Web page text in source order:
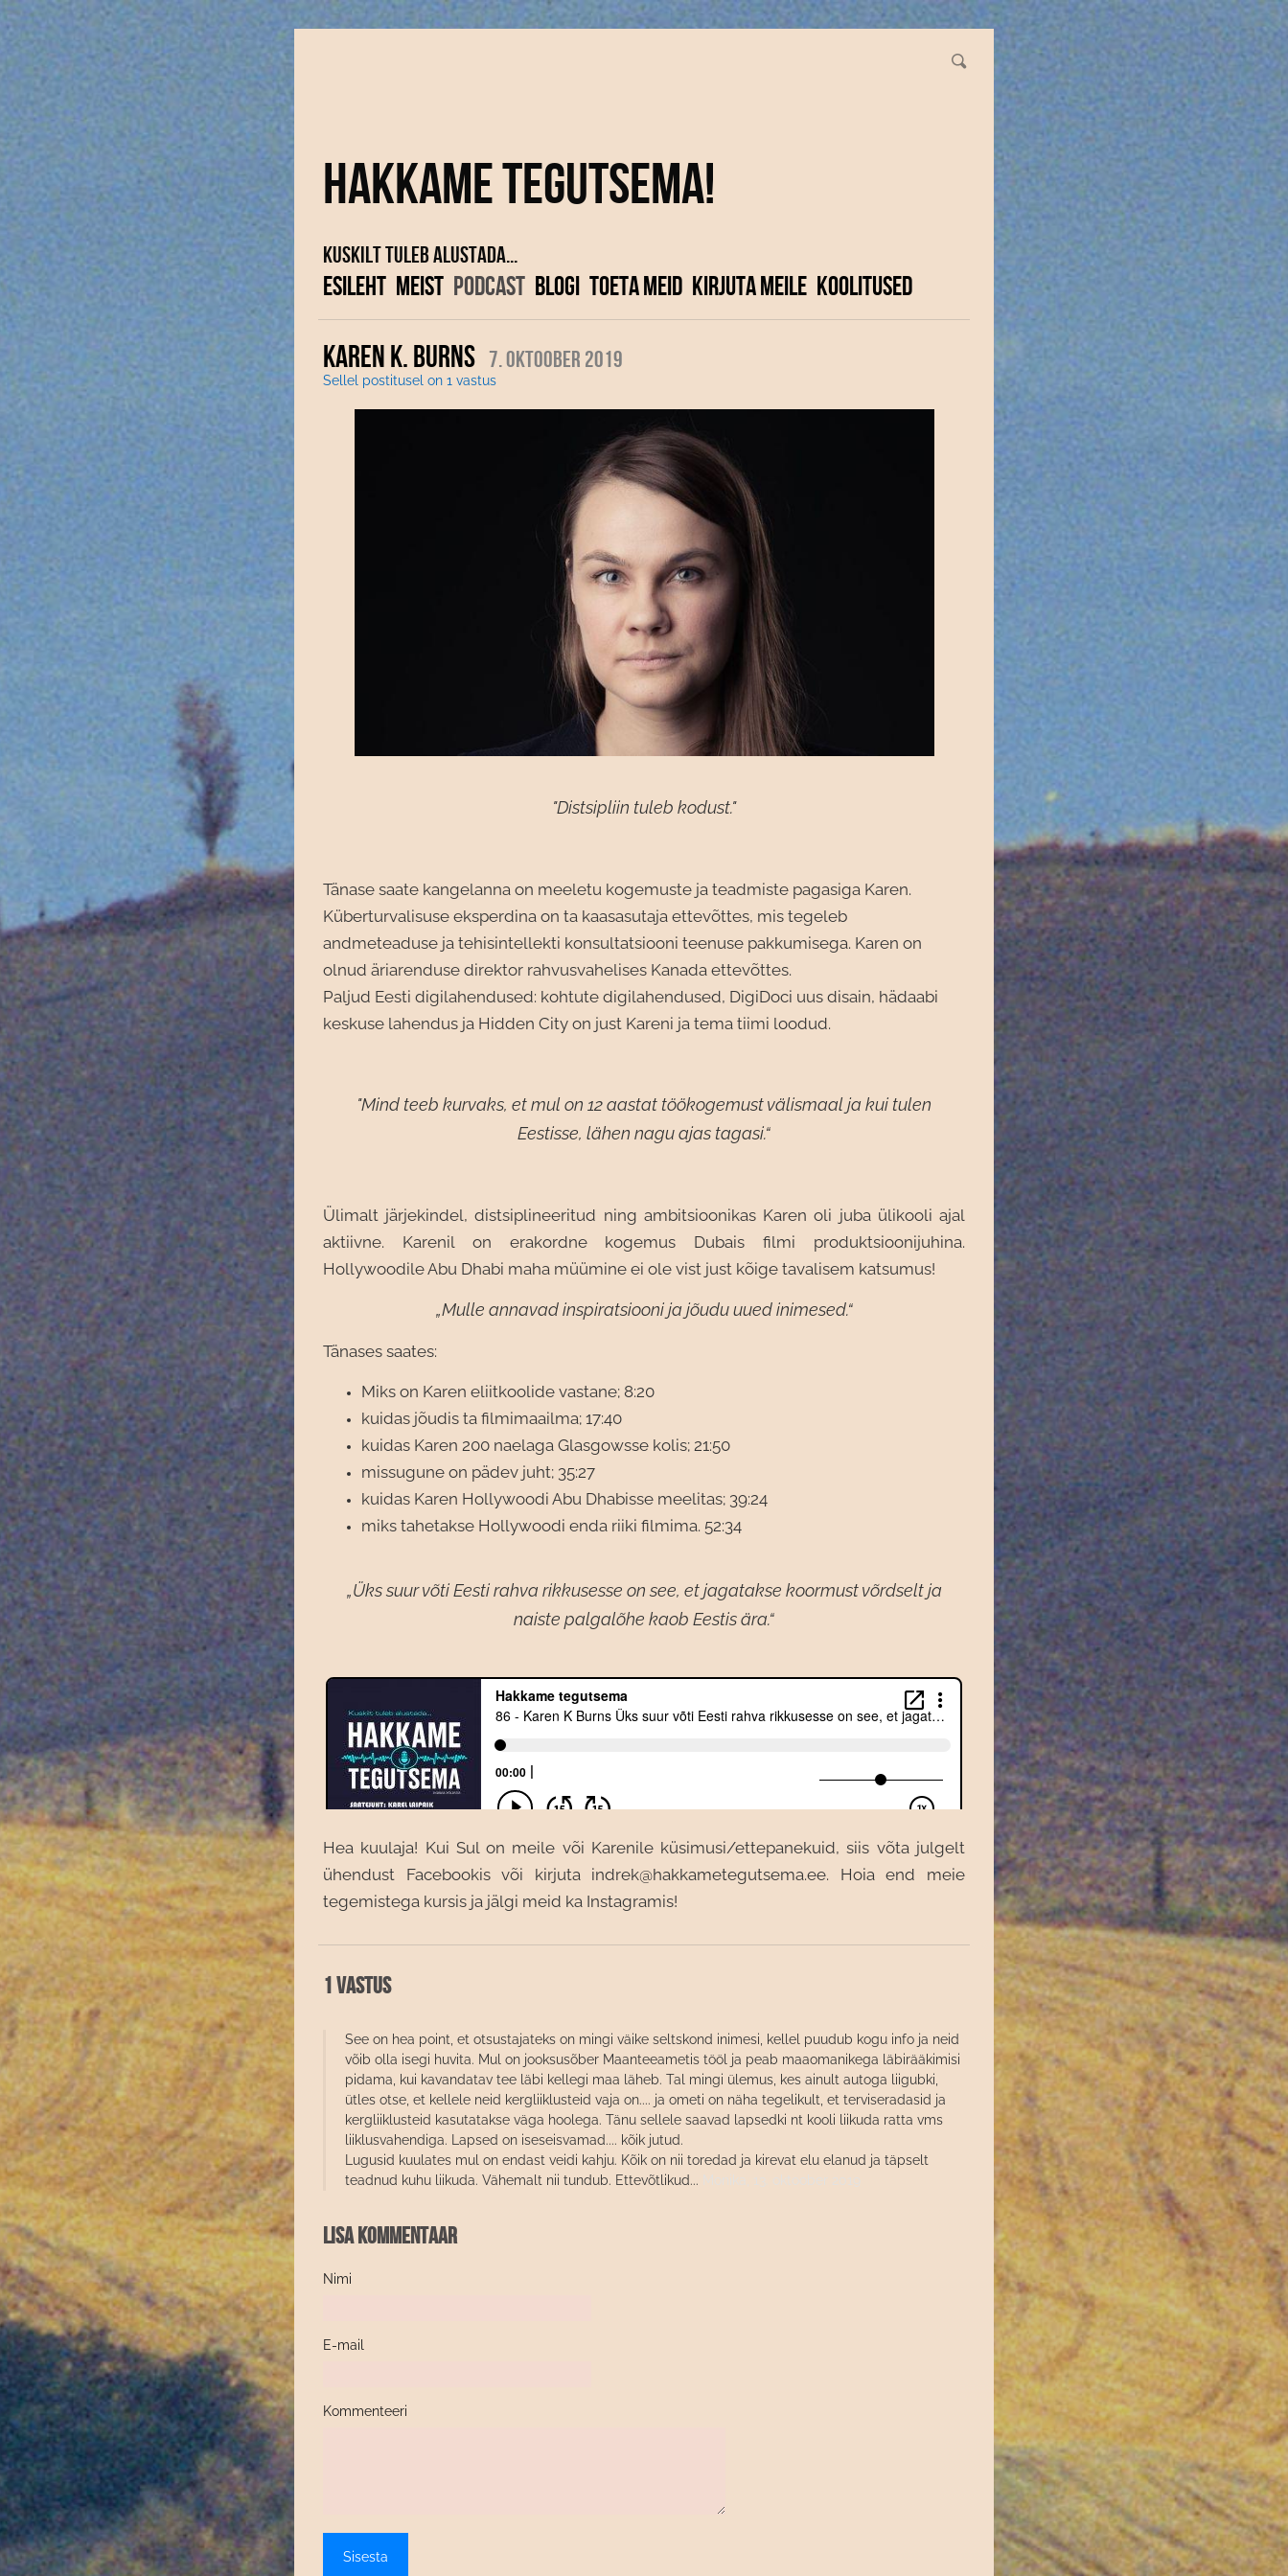
Hakkame tegutsema!
Kuskilt tuleb alustada...
ESILEHT MEIST PODCAST BLOGI TOETA MEID KIRJUTA MEILE KOOLITUSED
KAREN K. BURNS 7. oktoober 2019
Sellel postitusel on 1 vastus
"Distsipliin tuleb kodust."
Tänase saate kangelanna on meeletu kogemuste ja teadmiste pagasiga Karen.
Küberturvalisuse eksperdina on ta kaasasutaja ettevõttes, mis tegeleb
andmeteaduse ja tehisintellekti konsultatsiooni teenuse pakkumisega. Karen on
olnud äriarenduse direktor rahvusvahelises Kanada ettevõttes.
Paljud Eesti digilahendused: kohtute digilahendused, DigiDoci uus disain, hädaabi
keskuse lahendus ja Hidden City on just Kareni ja tema tiimi loodud.
"Mind teeb kurvaks, et mul on 12 aastat töökogemust välismaal ja kui tulen
Eestisse, lähen nagu ajas tagasi.“
Ülimalt järjekindel, distsiplineeritud ning ambitsioonikas Karen oli juba ülikooli ajal
aktiivne. Karenil on erakordne kogemus Dubais filmi produktsioonijuhina.
Hollywoodile Abu Dhabi maha müümine ei ole vist just kõige tavalisem katsumus!
„Mulle annavad inspiratsiooni ja jõudu uued inimesed.“
Tänases saates:
Miks on Karen eliitkoolide vastane; 8:20
kuidas jõudis ta filmimaailma; 17:40
kuidas Karen 200 naelaga Glasgowsse kolis; 21:50
missugune on pädev juht; 35:27
kuidas Karen Hollywoodi Abu Dhabisse meelitas; 39:24
miks tahetakse Hollywoodi enda riiki filmima. 52:34
„Üks suur võti Eesti rahva rikkusesse on see, et jagatakse koormust võrdselt ja
naiste palgalõhe kaob Eestis ära.“
Hea kuulaja! Kui Sul on meile või Karenile küsimusi/ettepanekuid, siis võta julgelt
ühendust Facebookis või kirjuta indrek@hakkametegutsema.ee. Hoia end meie
tegemistega kursis ja jälgi meid ka Instagramis!
1 vastus
See on hea point, et otsustajateks on mingi väike seltskond inimesi, kellel puudub kogu info ja neid
võib olla isegi huvita. Mul on jooksusõber Maanteeametis tööl ja peab maaomanikega läbirääkimisi
pidama, kui kavandatav tee läbi kellegi maa läheb. Tal mingi ülemus, kes ainult autoga liigubki,
ütles otse, et kellele neid kergliiklusteid vaja on.... ja ometi on näha tegelikult, et terviseradasid ja
kergliiklusteid kasutatakse väga hoolega. Tänu sellele saavad lapsedki nt kooli liikuda ratta vms
liiklusvahendiga. Lapsed on iseseisvamad.... kõik jutud.
Lugusid kuulates mul on endast veidi kahju. Kõik on nii toredad ja kirevat elu elanud ja täpselt
teadnud kuhu liikuda. Vähemalt nii tundub. Ettevõtlikud...
Lisa kommentaar
Nimi
E-mail
Kommenteeri